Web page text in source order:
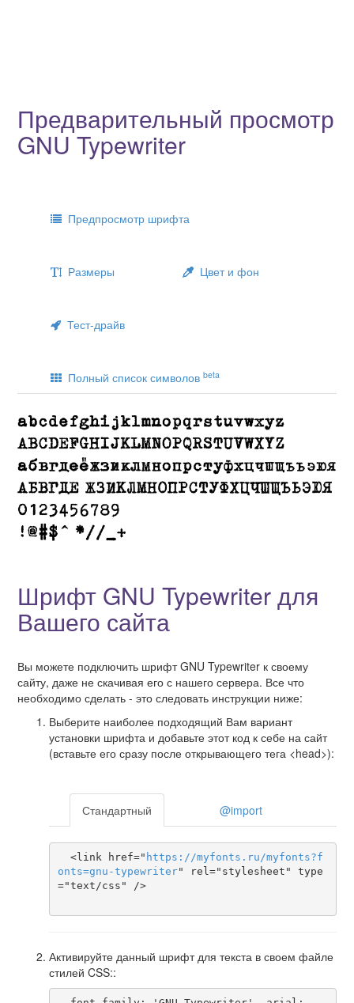
Предварительный просмотр
GNU Typewriter
Предпросмотр шрифта
Размеры Цвет и фон
Тест-драйв
Полный список символов beta
Шрифт GNU Typewriter для
Вашего сайта
Вы можете подключить шрифт GNU Typewriter к своему
сайту, даже не скачивая его с нашего сервера. Все что
необходимо сделать - это следовать инструкции ниже:
Выберите наиболее подходящий Вам вариант
установки шрифта и добавьте этот код к себе на сайт
(вставьте его сразу после открывающего тега <head>):
Стандартный @import
  <link href="
https ://myfonts . ru/myfonts?f
onts=gnu-typewriter" rel="stylesheet" type
="text/css" />
Активируйте данный шрифт для текста в своем файле
стилей CSS::